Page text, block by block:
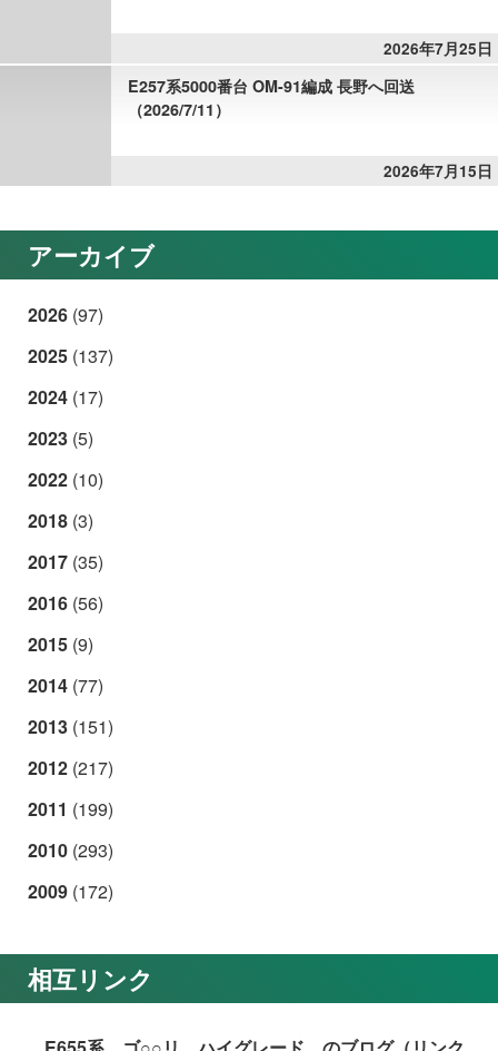
2026年7月25日
E257系5000番台 OM-91編成 長野へ回送
（2026/7/11）
2026年7月15日
アーカイブ
2026 (97)
2025 (137)
2024 (17)
2023 (5)
2022 (10)
2018 (3)
2017 (35)
2016 (56)
2015 (9)
2014 (77)
2013 (151)
2012 (217)
2011 (199)
2010 (293)
2009 (172)
相互リンク